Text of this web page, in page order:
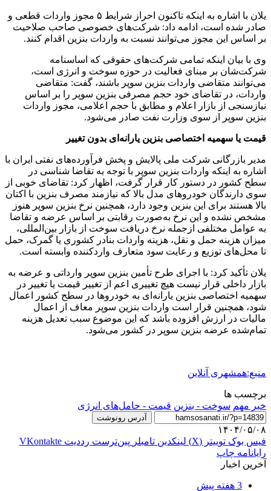
یلان با اشاره به اینکه تاکنون احراز شرایط ۵ مجوز واردات قطعی و
صادر شده است، ادامه داد: شرکت‌های خصوصی صاحب صلاحیت
بر اساس این مجوز می‌توانند نسبت به واردات بنزین اقدام کنند.
وی با بیان اینکه تمامی شرکت‌های حقوقی که اساسنامه
شرکت‌شان بر مبنای فعالیت در حوزه سوخت و انرژی است،
می‌توانند متقاضی واردات بنزین سوپر باشند، گفت: متقاضی
واردات، در تقاضای خود حجم مصرفی بنزین سوپر را بر اساس
نیازسنجی از بازار اعلام و مطابق با حجم اعلامی، مجوز واردات
بنزین سوپر از سوی وزارت نفت صادر می‌شود.
قیمت یا سهمیه اختصاصی بنزین یارانه‌ای بدون تغییر
مدیر بازرگانی شرکت ملی پالایش و پخش فرآورده‌های نفتی ایران با
اشاره به اینکه واردات بنزین سوپر با توجه به تقاضا شناسی در
سطح کشور در دستور کار قرار گرفت، اظهار کرد: تقاضای خوبی از
سوی دارندگان خودروهای مدل بالا که نیازمند مصرف بنزین با اکتان
بالا هستند برای این بنزین وجود دارد، همچنین نرخ بنزین سوپر هنوز
مشخص نشده و این نرخ به‌صورت رقابتی بر اساس عرضه و تقاضا
به عوامل مختلفی ازجمله نرخ دریافت سوخت از بازار بین‌المللی،
میزان هزینه حمل و نقل، هزینه واردات بنادر کشوری یا گمرک، حمل
تا محل‌های توزیع و رعایت سود متعارف واردکننده وابسته است.
یلان تأکید کرد: با اجرای طرح تأمین بنزین سوپر وارداتی و عرضه به
بازار داخلی قرار نیست هیچ تغییری اعم از تغییر قیمت یا تغییر در
سهمیه اختصاصی بنزین یارانه‌ای به خودروها در سطح کشور اعمال
شود، همچنین قرار است واردات بنزین سوپر معاف از اعمال
مالیات در ارزش افزوده باشد که این موضوع سبب تعدیل هزینه
تمام‌شده عرضه بنزین سوپر در کشور می‌شود.
منبع:همشهری آنلاین
برچسب ها
خبر مهم سوخت - بنزین قیمت - حامل‌های انرژی
آدرس رونوشت
۱۴۰۴/۰۵/۰۸
فیس بوک توییتر (X) لینکدین ‫تامبلر ‫پین‌ترست ‫رددیت ‫VKontakte
رایانامه چاپ
آخرین اخبار
3 هفته پیش